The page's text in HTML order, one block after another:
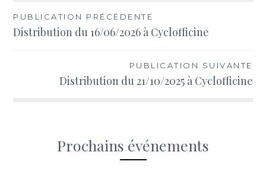
Navigation
de
PUBLICATION PRÉCÉDENTE
Distribution du 16/06/2026 à Cyclofficine
PUBLICATION SUIVANTE
Distribution du 21/10/2025 à Cyclofficine
Prochains événements